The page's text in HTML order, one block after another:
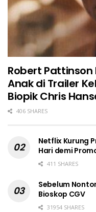
Robert
Anak di Trailer
Biopik Chris
406 SHARES
Netflix Kurung
Hari demi
411 SHARES
Sebelum
Bioskop CGV
31954 SHARES